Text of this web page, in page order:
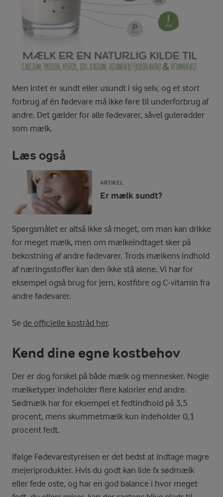
Men intet er sundt eller usundt i sig selv, og et stort
forbrug af én fødevare må ikke føre til underforbrug af
andre. Det gælder for alle fødevarer, såvel gulerødder
som mælk.
Læs også
ARTIKEL
Er mælk sundt?
Spørgsmålet er altså ikke så meget, om man kan drikke
for meget mælk, men om mælkeindtaget sker på
bekostning af andre fødevarer. Trods mælkens indhold
af næringsstoffer kan den ikke stå alene. Vi har for
eksempel også brug for jern, kostfibre og C-vitamin fra
andre fødevarer.
Se de officielle kostråd her.
Kend dine egne kostbehov
Der er dog forskel på både mælk og mennesker. Nogle
mælketyper indeholder flere kalorier end andre.
Sødmælk har for eksempel et fedtindhold på 3,5
procent, mens skummetmælk kun indeholder 0,1
procent fedt.
Ifølge Fødevarestyrelsen er det bedst at indtage magre
mejeriprodukter. Hvis du godt kan lide fx sødmælk
eller fede oste, og har en god balance i hvor meget